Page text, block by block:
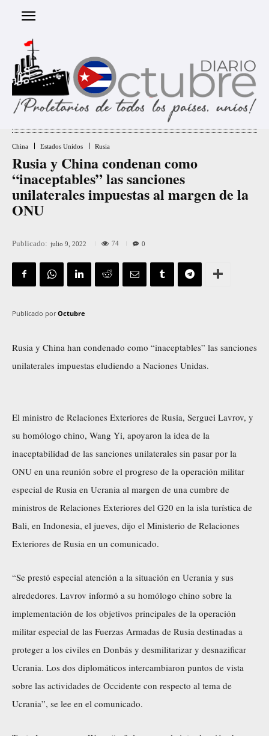
China Estados Unidos Rusia
Rusia y China condenan como
“inaceptables” las sanciones
unilaterales impuestas al margen de la
ONU
Publicado: julio 9, 2022 74 0
Publicado por Octubre
Rusia y China han condenado como “inaceptables” las sanciones
unilaterales impuestas eludiendo a Naciones Unidas.
El ministro de Relaciones Exteriores de Rusia, Serguei Lavrov, y
su homólogo chino, Wang Yi, apoyaron la idea de la
inaceptabilidad de las sanciones unilaterales sin pasar por la
ONU en una reunión sobre el progreso de la operación militar
especial de Rusia en Ucrania al margen de una cumbre de
ministros de Relaciones Exteriores del G20 en la isla turística de
Bali, en Indonesia, el jueves, dijo el Ministerio de Relaciones
Exteriores de Rusia en un comunicado.
“Se prestó especial atención a la situación en Ucrania y sus
alrededores. Lavrov informó a su homólogo chino sobre la
implementación de los objetivos principales de la operación
militar especial de las Fuerzas Armadas de Rusia destinadas a
proteger a los civiles en Donbás y desmilitarizar y desnazificar
Ucrania. Los dos diplomáticos intercambiaron puntos de vista
sobre las actividades de Occidente con respecto al tema de
Ucrania”, se lee en el comunicado.